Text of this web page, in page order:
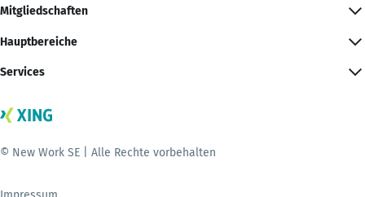
Mitgliedschaften
Hauptbereiche
Services
© New Work SE | Alle Rechte vorbehalten